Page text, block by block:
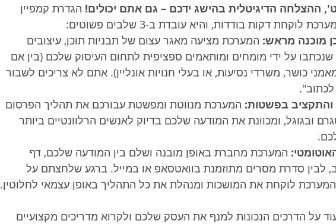
ההצלחה הדיגיטלית בהישג ידכם – גם אתם יכולים! הגדרת קמפיין
דקות בודדות, והיא עובדת ב-3 שלבים פשוטים:
מוכנה מראש: המערכת מציעה מאגר עצום של תבניות תוכן, עיצובים
שנכתבו על ידי מומחים ומותאמים ספציפית לתחום העיסוק שלכם (בין אם
כושר, משרדי נסיעות, או בעלי חנויות אונליין). אתם לא צריכים לשבור
בפשטות: המערכת מנווטת ומפשטת עבורכם את תהליך הפרסום
ובגוגל, ומכוונת את המודעה שלכם בדיוק לאנשים הרלוונטיים ביותר
המערכת מחברת באופן מובנה ושלם בין המודעה שלכם, דף
לבין סדרת מסרים מתוזמנת בוואטסאפ או במייל. ברגע שלחצתם על
לוקחת את המושכות ומנהלת את כל התהליך באופן עצמאי לחלוטין.
על הדרכים הנכונות למנף את העסק שלכם ולקרוא מדריכים מקצועיים